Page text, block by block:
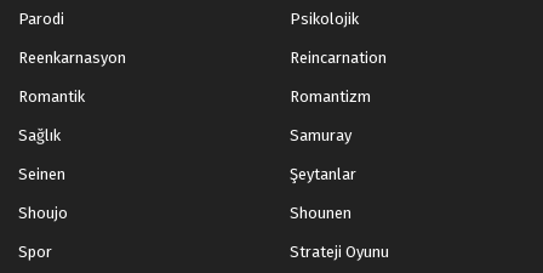
Parodi Psikolojik
Reenkarnasyon Reincarnation
Romantik Romantizm
Sağlık Samuray
Seinen Şeytanlar
Shoujo Shounen
Spor Strateji Oyunu